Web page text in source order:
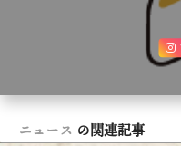
ニュース の関連記事